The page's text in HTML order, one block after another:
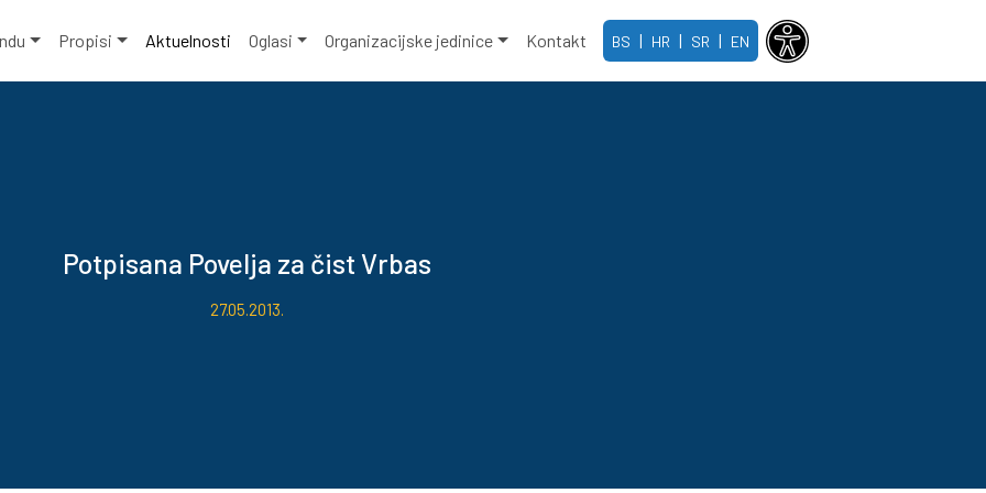
Propisi Aktuelnosti Oglasi Organizacijske jedinice Kontakt BS | HR | SR | EN
Potpisana Povelja za čist Vrbas
27.05.2013.